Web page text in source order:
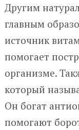
Другим
главным
источник
помогает
организме.
который
Он богат
помогают